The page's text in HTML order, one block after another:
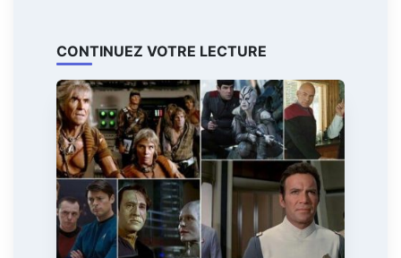
CONTINUEZ VOTRE LECTURE